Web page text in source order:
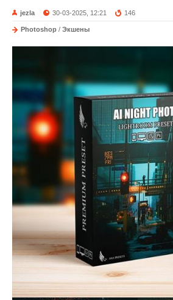
jezla 30-03-2025, 12:21 146
Photoshop / Экшены